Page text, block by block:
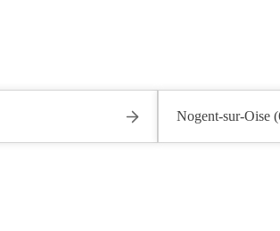
Nogent-sur-Oise